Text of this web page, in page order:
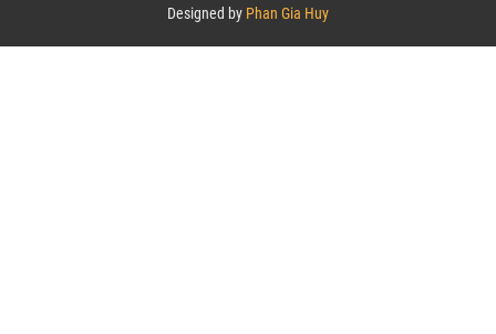
Designed by Phan Gia Huy